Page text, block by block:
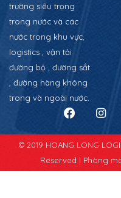
trường siêu trọng
trong nước và các
nước trong khu vực,
logistics , vận tải
đường bộ , đường sắt
, đường hàng không
trong và ngoài nước.
© 2019 HOANG LONG
Reserved | Phòng